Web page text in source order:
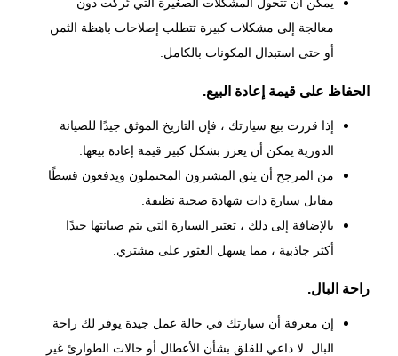
معالجة إلى مشكلات كبيرة تتطلب إصلاحات باهظة الثمن
أو حتى استبدال المكونات بالكامل.
الحفاظ على قيمة إعادة البيع.
إذا قررت بيع سيارتك ، فإن التاريخ الموثق جيدًا للصيانة
الدورية يمكن أن يعزز بشكل كبير قيمة إعادة بيعها.
من المرجح أن يثق المشترون المحتملون ويدفعون قسطًا
مقابل سيارة ذات شهادة صحية نظيفة.
بالإضافة إلى ذلك ، تعتبر السيارة التي يتم صيانتها جيدًا
أكثر جاذبية ، مما يسهل العثور على مشتري.
راحة البال.
إن معرفة أن سيارتك في حالة عمل جيدة يوفر لك راحة
البال. لا داعي للقلق بشأن الأعطال أو حالات الطوارئ غير